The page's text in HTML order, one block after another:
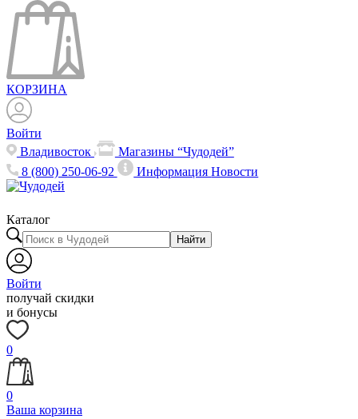
КОРЗИНА
Войти
Владивосток
Магазины “Чудодей”
8 (800) 250-06-92
ИнформацияНовости
Каталог
Найти
Войти
получай скидки
и бонусы
0
0
Ваша корзина